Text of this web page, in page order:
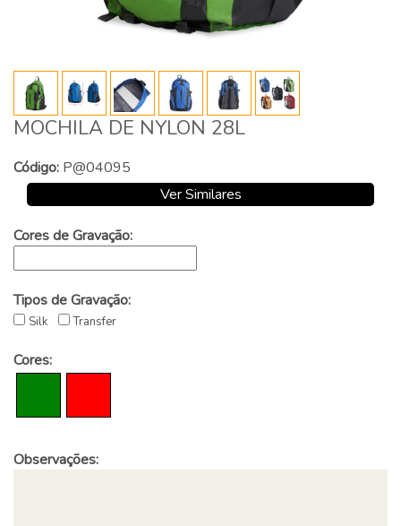
MOCHILA DE NYLON 28L
Código: P@04095
Ver Similares
Cores de Gravação:
Tipos de Gravação:
Silk Transfer
Cores:
Observações: